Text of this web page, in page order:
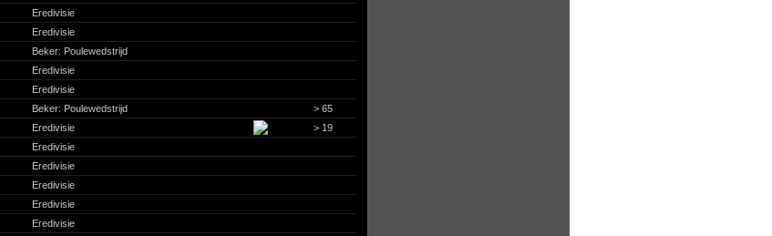
Eredivisie
Eredivisie
Beker: Poulewedstrijd
Eredivisie
Eredivisie
Beker: Poulewedstrijd
> 65
Eredivisie
> 19
Eredivisie
Eredivisie
Eredivisie
Eredivisie
Eredivisie